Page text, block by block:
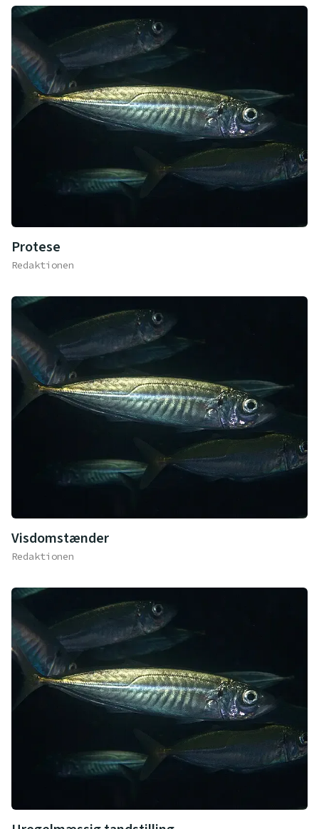
Protese
Redaktionen
Visdomstænder
Redaktionen